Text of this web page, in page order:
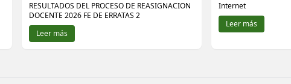
RESULTADOS DEL PROCESO DE REASIGNACION
DOCENTE 2026 FE DE ERRATAS 2
Leer más
Internet
Leer más